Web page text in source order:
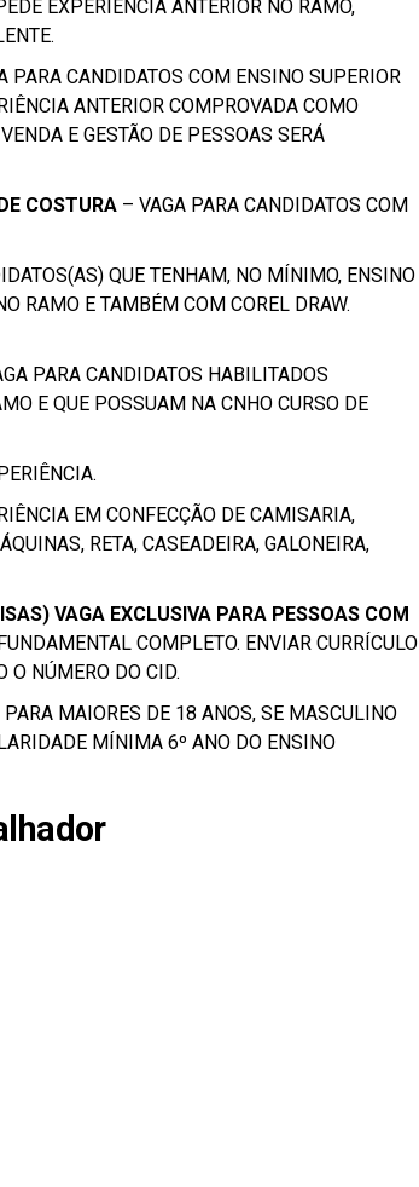
EXPERIÊNCIA ANTERIOR NO RAMO,
PARA CANDIDATOS COM ENSINO SUPERIOR
ANTERIOR COMPROVADA COMO
E GESTÃO DE PESSOAS SERÁ
COSTURA – VAGA PARA CANDIDATOS COM
QUE TENHAM, NO MÍNIMO, ENSINO
RAMO E TAMBÉM COM COREL DRAW.
PARA CANDIDATOS HABILITADOS
E QUE POSSUAM NA CNHO CURSO DE
EM CONFECÇÃO DE CAMISARIA,
RETA, CASEADEIRA, GALONEIRA,
VAGA EXCLUSIVA PARA PESSOAS COM
COMPLETO. ENVIAR CURRÍCULO
O NÚMERO DO CID.
PARA MAIORES DE 18 ANOS, SE MASCULINO
MÍNIMA 6º ANO DO ENSINO